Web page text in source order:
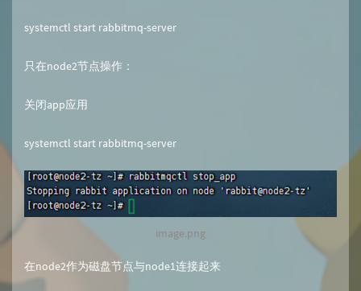
systemctl start rabbitmq-server
只在node2节点操作：
关闭app应用
systemctl start rabbitmq-server
image.png
在node2作为磁盘节点与node1连接起来